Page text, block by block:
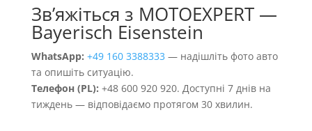
Звʼяжіться з MOTOEXPERT —
Bayerisch Eisenstein
WhatsApp: +49 160 3388333 — надішліть фото авто
та опишіть ситуацію.
Телефон (PL): +48 600 920 920. Доступні 7 днів на
тиждень — відповідаємо протягом 30 хвилин.